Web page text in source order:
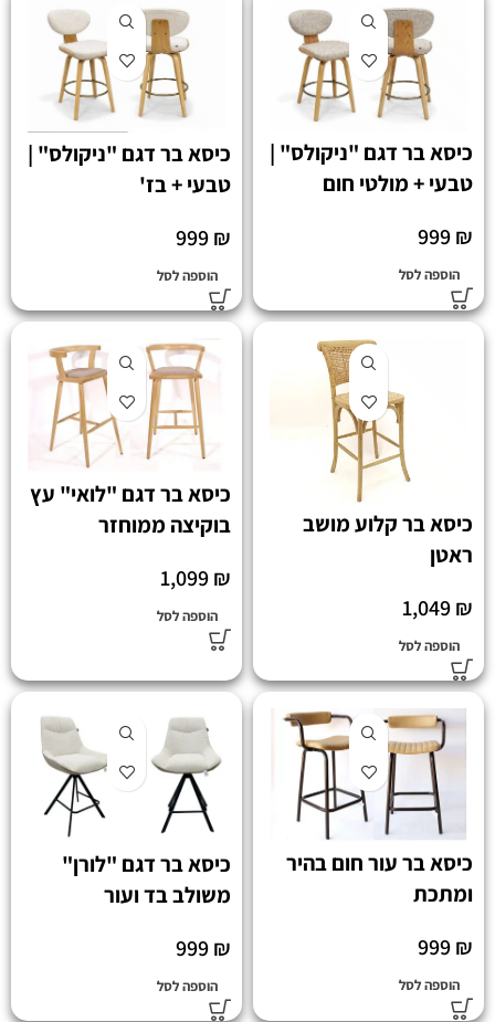
כיסא בר דגם "ניקולס" |
טבעי + מולטי חום
999₪
הוספה לסל
כיסא בר דגם "ניקולס" |
טבעי + בז'
999₪
הוספה לסל
כיסא בר קלוע מושב
ראטן
1,049₪
הוספה לסל
כיסא בר דגם "לואי" עץ
בוקיצה ממוחזר
1,099₪
הוספה לסל
כיסא בר עור חום בהיר
ומתכת
999₪
הוספה לסל
כיסא בר דגם "לורן"
משולב בד ועור
999₪
הוספה לסל